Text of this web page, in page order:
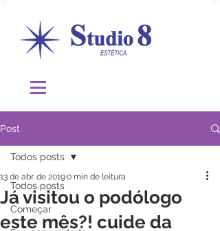
Post
Todos posts
Começar
Todos posts
Já visitou o podólogo
este mês?! cuide da
13 de abr. de 20190 min de leitura